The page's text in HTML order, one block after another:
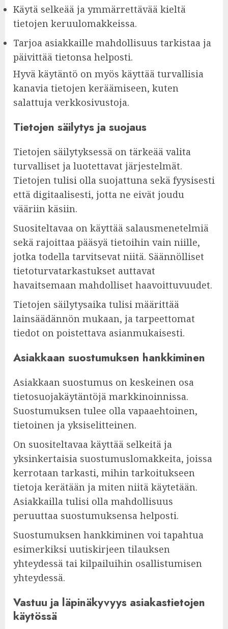
Käytä selkeää ja ymmärrettävää kieltä
tietojen keruulomakkeissa.
Tarjoa asiakkaille mahdollisuus tarkistaa ja
päivittää tietonsa helposti.
Hyvä käytäntö on myös käyttää turvallisia
kanavia tietojen keräämiseen, kuten
salattuja verkkosivustoja.
Tietojen säilytys ja suojaus
Tietojen säilytyksessä on tärkeää valita
turvalliset ja luotettavat järjestelmät.
Tietojen tulisi olla suojattuna sekä fyysisesti
että digitaalisesti, jotta ne eivät joudu
vääriin käsiin.
Suositeltavaa on käyttää salausmenetelmiä
sekä rajoittaa pääsyä tietoihin vain niille,
jotka todella tarvitsevat niitä. Säännölliset
tietoturvatarkastukset auttavat
havaitsemaan mahdolliset haavoittuvuudet.
Tietojen säilytysaika tulisi määrittää
lainsäädännön mukaan, ja tarpeettomat
tiedot on poistettava asianmukaisesti.
Asiakkaan suostumuksen hankkiminen
Asiakkaan suostumus on keskeinen osa
tietosuojakäytäntöjä markkinoinnissa.
Suostumuksen tulee olla vapaaehtoinen,
tietoinen ja yksiselitteinen.
On suositeltavaa käyttää selkeitä ja
yksinkertaisia suostumuslomakkeita, joissa
kerrotaan tarkasti, mihin tarkoitukseen
tietoja kerätään ja miten niitä käytetään.
Asiakkailla tulisi olla mahdollisuus
peruuttaa suostumuksensa helposti.
Suostumuksen hankkiminen voi tapahtua
esimerkiksi uutiskirjeen tilauksen
yhteydessä tai kilpailuihin osallistumisen
yhteydessä.
Vastuu ja läpinäkyvyys asiakastietojen
käytössä